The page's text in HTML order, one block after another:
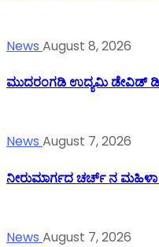
News August 8, 2026
ಮುದರಂಗಡಿ ಉದ್ಯಮಿ ಡೇವಿಡ್
News August 7, 2026
ನೀರುಮಾರ್ಗದ ಚರ್ಚ್ ನ
News August 7, 2026